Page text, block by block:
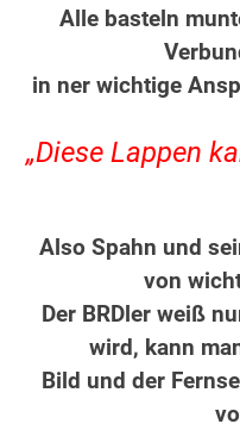
Alle basteln
in ner wichtige
„Diese Lappen
Also Spahn und
von
Der BRDler weiß
wird, kann
Bild und der